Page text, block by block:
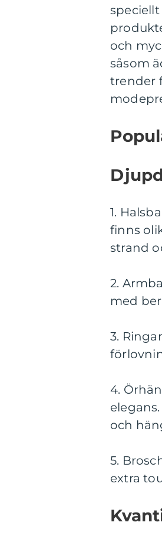
och
såsom
trender
1.
finns
strand
2.
med
3.
4.
och
5.
extra